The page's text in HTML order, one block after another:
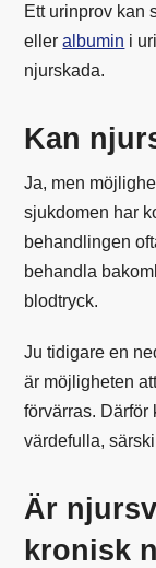
Ett urinprov kan
elleralbumin i
njurskada.
Kan
Ja, men
sjukdomen har
behandlingen
behandla
blodtryck.
Ju tidigare en
är möjligheten
förvärras. Därför
värdefulla,
Är
kronisk